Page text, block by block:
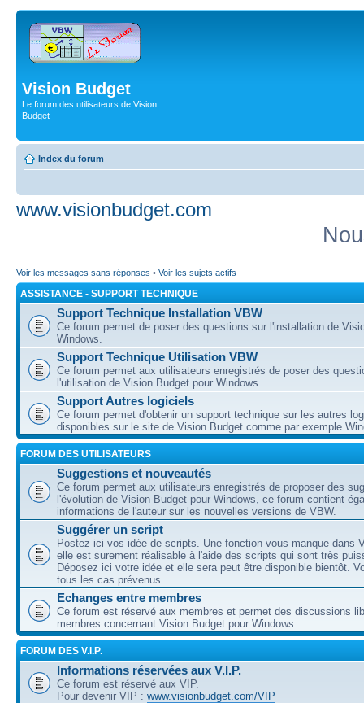
Vision Budget
Le forum des utilisateurs de Vision
Budget
Index du forum
www.visionbudget.com
Voir les messages sans réponses • Voir les sujets actifs
ASSISTANCE - SUPPORT TECHNIQUE
Support Technique Installation VBW
Ce forum permet de poser des questions sur l'installation de
Windows.
Support Technique Utilisation VBW
Ce forum permet aux utilisateurs enregistrés de poser des
l'utilisation de Vision Budget pour Windows.
Support Autres logiciels
Ce forum permet d'obtenir un support technique sur les autres
disponibles sur le site de Vision Budget comme par exemple
FORUM DES UTILISATEURS
Suggestions et nouveautés
Ce forum permet aux utilisateurs enregistrés de proposer des
l'évolution de Vision Budget pour Windows, ce forum contient
informations de l'auteur sur les nouvelles versions de VBW.
Suggérer un script
Postez ici vos idée de scripts. Une fonction vous manque dans
elle est surement réalisable à l'aide des scripts qui sont très
Déposez ici votre idée et elle sera peut être disponible bientôt.
tous les cas prévenus.
Echanges entre membres
Ce forum est réservé aux membres et permet des discussions
membres concernant Vision Budget pour Windows.
FORUM DES V.I.P.
Informations réservées aux V.I.P.
Ce forum est réservé aux VIP.
Pour devenir VIP : www.visionbudget.com/VIP